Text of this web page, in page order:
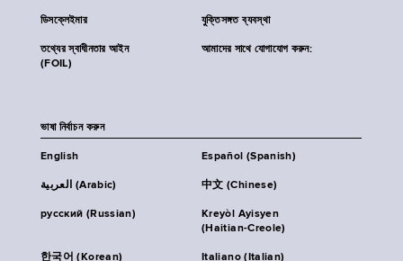
ডিসক্লেইমার যুক্তিসঙ্গত ব্যবস্থা
তথ্যের স্বাধীনতার আইন
(FOIL)
আমাদের সাথে যোগাযোগ করুন:
ভাষা নির্বাচন করুন
English Español (Spanish)
العربية (Arabic) 中文 (Chinese)
русский (Russian)
Kreyòl Ayisyen
(Haitian-Creole)
한국어 (Korean) Italiano (Italian)